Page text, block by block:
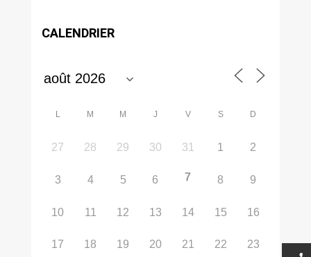
CALENDRIER
L M M J V S D
27 28 29 30 31 1 2
3 4 5 6 7 8 9
10 11 12 13 14 15 16
17 18 19 20 21 22 23